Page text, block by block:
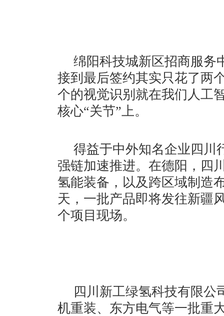
绵阳科技城新区招商服务
接到最后签约其实只花了两
个的视觉识别就在我们人工
核心“关节”上。
得益于中外知名企业四川
强链加速推进。在德阳，四
氢能装备，以及跨区域制造
天，一批产品即将发往新疆
个项目现场。
四川新工绿氢科技有限公
机重装、东方电气等一批重